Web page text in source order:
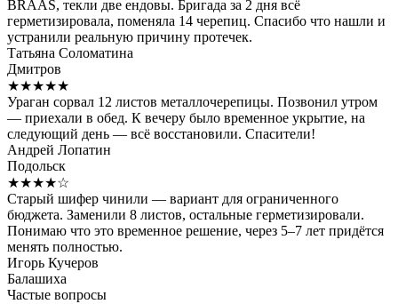
BRAAS, текли две ендовы. Бригада за 2 дня всё
герметизировала, поменяла 14 черепиц. Спасибо что нашли и
устранили реальную причину протечек.
Татьяна Соломатина
Дмитров
★★★★★
Ураган сорвал 12 листов металлочерепицы. Позвонил утром
— приехали в обед. К вечеру было временное укрытие, на
следующий день — всё восстановили. Спасители!
Андрей Лопатин
Подольск
★★★★☆
Старый шифер чинили — вариант для ограниченного
бюджета. Заменили 8 листов, остальные герметизировали.
Понимаю что это временное решение, через 5–7 лет придётся
менять полностью.
Игорь Кучеров
Балашиха
Частые вопросы